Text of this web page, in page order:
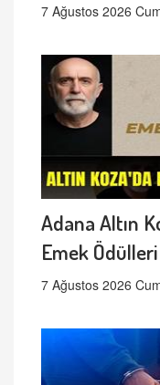
7 Ağustos 2026
Adana Altın
Emek
7 Ağustos 2026